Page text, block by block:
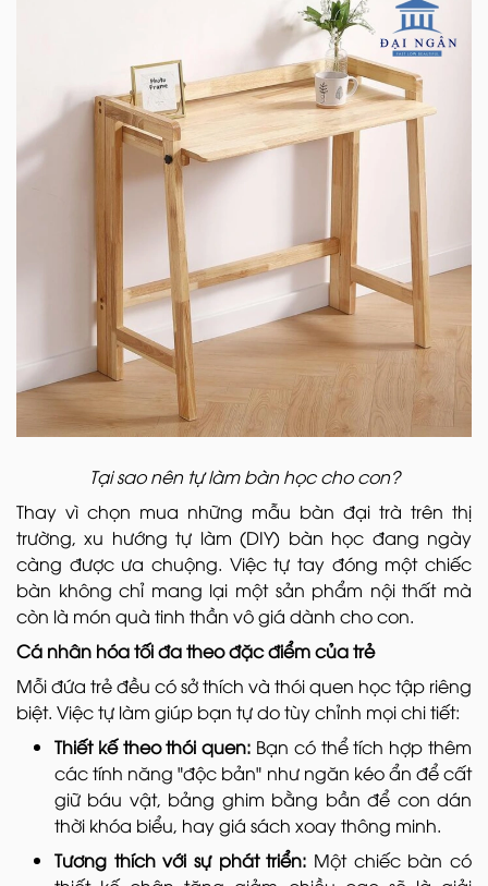
Tại sao nên tự làm bàn học cho con?
Thay vì chọn mua những mẫu bàn đại trà trên thị
trường, xu hướng tự làm (DIY) bàn học đang ngày
càng được ưa chuộng. Việc tự tay đóng một chiếc
bàn không chỉ mang lại một sản phẩm nội thất mà
còn là món quà tinh thần vô giá dành cho con.
Cá nhân hóa tối đa theo đặc điểm của trẻ
Mỗi đứa trẻ đều có sở thích và thói quen học tập riêng
biệt. Việc tự làm giúp bạn tự do tùy chỉnh mọi chi tiết:
Thiết kế theo thói quen: Bạn có thể tích hợp thêm
các tính năng "độc bản" như ngăn kéo ẩn để cất
giữ báu vật, bảng ghim bằng bần để con dán
thời khóa biểu, hay giá sách xoay thông minh.
Tương thích với sự phát triển: Một chiếc bàn có